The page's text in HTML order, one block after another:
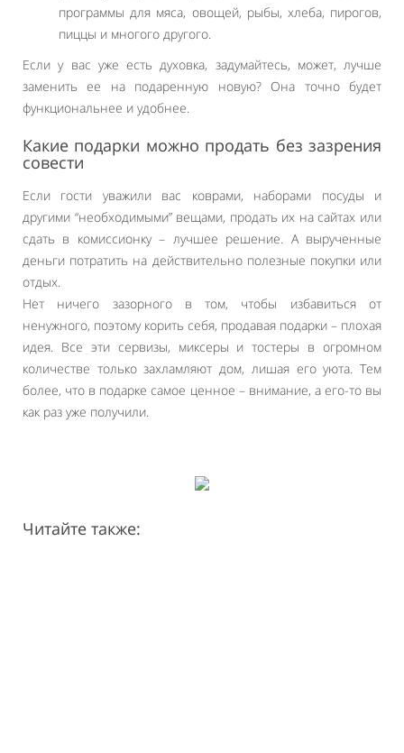
программы для мяса, овощей, рыбы, хлеба, пирогов,
пиццы и многого другого.
Если у вас уже есть духовка, задумайтесь, может, лучше
заменить ее на подаренную новую? Она точно будет
функциональнее и удобнее.
Какие подарки можно продать без зазрения
совести
Если гости уважили вас коврами, наборами посуды и
другими “необходимыми” вещами, продать их на сайтах или
сдать в комиссионку – лучшее решение. А вырученные
деньги потратить на действительно полезные покупки или
отдых.
Нет ничего зазорного в том, чтобы избавиться от
ненужного, поэтому корить себя, продавая подарки – плохая
идея. Все эти сервизы, миксеры и тостеры в огромном
количестве только захламляют дом, лишая его уюта. Тем
более, что в подарке самое ценное – внимание, а его-то вы
как раз уже получили.
Читайте также: